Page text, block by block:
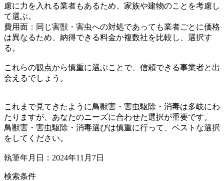
慮に力を入れる業者もあるため、家族や建物のことを考慮し
て選ぶ。
費用面：同じ害獣・害虫への対処であっても業者ごとに価格
は異なるため、納得できる料金か複数社を比較し、選択す
る。
これらの観点から慎重に選ぶことで、信頼できる事業者と出
会えるでしょう。
これまで見てきたように鳥獣害・害虫駆除・消毒は多岐にわ
たりますが、あなたのニーズに合わせた選択が重要です。
鳥獣害・害虫駆除・消毒選びは慎重に行って、ベストな選択
をしてください。
執筆年月日：2024年11月7日
検索条件